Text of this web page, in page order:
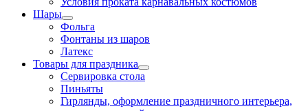
Шары
Фольга
Фонтаны из шаров
Латекс
Товары для праздника
Сервировка стола
Пиньяты
Гирлянды, оформление праздничного интерьера,